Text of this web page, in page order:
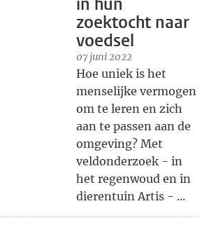
zoektocht naar
voedsel
07 juni 2022
Hoe uniek is het
menselijke vermogen
om te leren en zich
aan te passen aan de
omgeving? Met
veldonderzoek - in
het regenwoud en in
dierentuin Artis - ...